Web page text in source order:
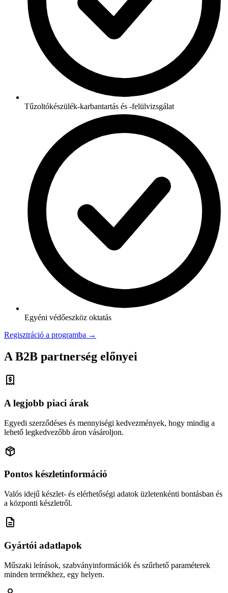
Tűzoltókészülék-karbantartás és -felülvizsgálat
Egyéni védőeszköz oktatás
Regisztráció a programba →
A B2B partnerség előnyei
A legjobb piaci árak
Egyedi szerződéses és mennyiségi kedvezmények, hogy mindig a
lehető legkedvezőbb áron vásároljon.
Pontos készletinformáció
Valós idejű készlet- és elérhetőségi adatok üzletenkénti bontásban és
a központi készletről.
Gyártói adatlapok
Műszaki leírások, szabványinformációk és szűrhető paraméterek
minden termékhez, egy helyen.